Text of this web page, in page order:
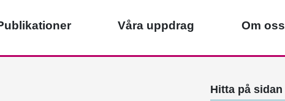
Våra uppdrag Om oss
Hitta på sidan